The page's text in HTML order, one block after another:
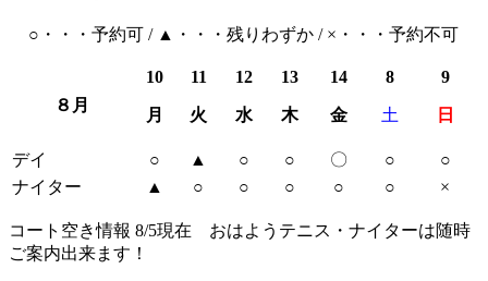
○・・・予約可 / ▲・・・残りわずか / ×・・・予約不可
８ 月
10
月
11
火
12
水
13
木
14
金
8
土
9
日
デイ ○ ▲ ○ ○ 〇 ○
○
ナイター
▲ ○ ○ ○ ○ ○ ×
コート空き情報 8/5現在 おはようテニス・ナイターは随時
ご案内出来ます！